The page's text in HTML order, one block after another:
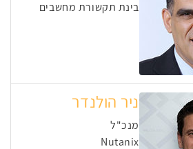
בינת תקשורת מחשבים
ניר הולנדר
מנכ"ל
Nutanix